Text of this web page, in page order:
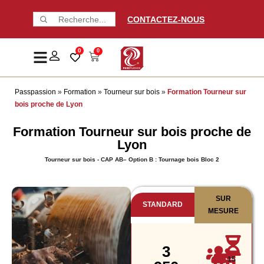
CONTACTEZ-NOUS
0 0
Passpassion » Formation » Tourneur sur bois » Formation Tourneur sur
bois proche de Lyon
Formation Tourneur sur bois proche de
Lyon
Tourneur sur bois - CAP AB– Option B : Tournage bois Bloc 2
STANDARD
SUR
MESURE
3
15